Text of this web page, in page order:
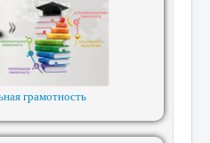
грамотность